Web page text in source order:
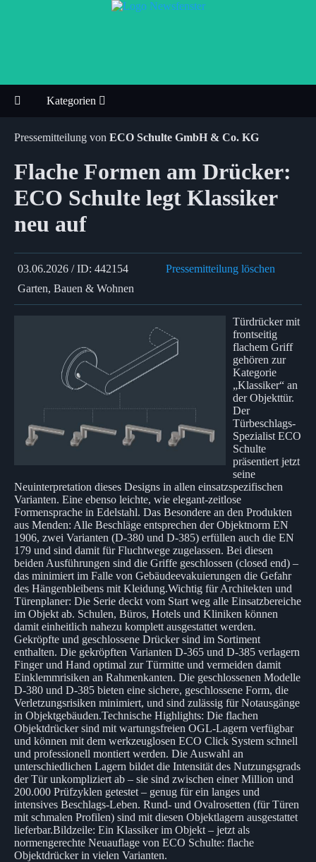
Kategorien
Pressemitteilung von ECO Schulte GmbH & Co. KG
Flache Formen am Drücker:
ECO Schulte legt Klassiker
neu auf
03.06.2026 / ID: 442154
Pressemitteilung löschen
Garten, Bauen & Wohnen
Türdrücker mit
frontseitig
flachem Griff
gehören zur
Kategorie
„Klassiker“ an
der Objekttür.
Der
Türbeschlags-
Spezialist ECO
Schulte
präsentiert jetzt
seine
Neuinterpretation dieses Designs in allen einsatzspezifischen
Varianten. Eine ebenso leichte, wie elegant-zeitlose
Formensprache in Edelstahl. Das Besondere an den Produkten
aus Menden: Alle Beschläge entsprechen der Objektnorm EN
1906, zwei Varianten (D-380 und D-385) erfüllen auch die EN
179 und sind damit für Fluchtwege zugelassen. Bei diesen
beiden Ausführungen sind die Griffe geschlossen (closed end) –
das minimiert im Falle von Gebäudeevakuierungen die Gefahr
des Hängenbleibens mit Kleidung.Wichtig für Architekten und
Türenplaner: Die Serie deckt vom Start weg alle Einsatzbereiche
im Objekt ab. Schulen, Büros, Hotels und Kliniken können
damit einheitlich nahezu komplett ausgestattet werden.
Gekröpfte und geschlossene Drücker sind im Sortiment
enthalten. Die gekröpften Varianten D-365 und D-385 verlagern
Finger und Hand optimal zur Türmitte und vermeiden damit
Einklemmrisiken an Rahmenkanten. Die geschlossenen Modelle
D-380 und D-385 bieten eine sichere, geschlossene Form, die
Verletzungsrisiken minimiert, und sind zulässig für Notausgänge
in Objektgebäuden.Technische Highlights: Die flachen
Objektdrücker sind mit wartungsfreien OGL-Lagern verfügbar
und können mit dem werkzeuglosen ECO Click System schnell
und professionell montiert werden. Die Auswahl an
unterschiedlichen Lagern bildet die Intensität des Nutzungsgrads
der Tür unkompliziert ab – sie sind zwischen einer Million und
200.000 Prüfzyklen getestet – genug für ein langes und
intensives Beschlags-Leben. Rund- und Ovalrosetten (für Türen
mit schmalen Profilen) sind mit diesen Objektlagern ausgestattet
lieferbar.Bildzeile: Ein Klassiker im Objekt – jetzt als
normengerechte Neuauflage von ECO Schulte: flache
Objektdrücker in vielen Varianten.